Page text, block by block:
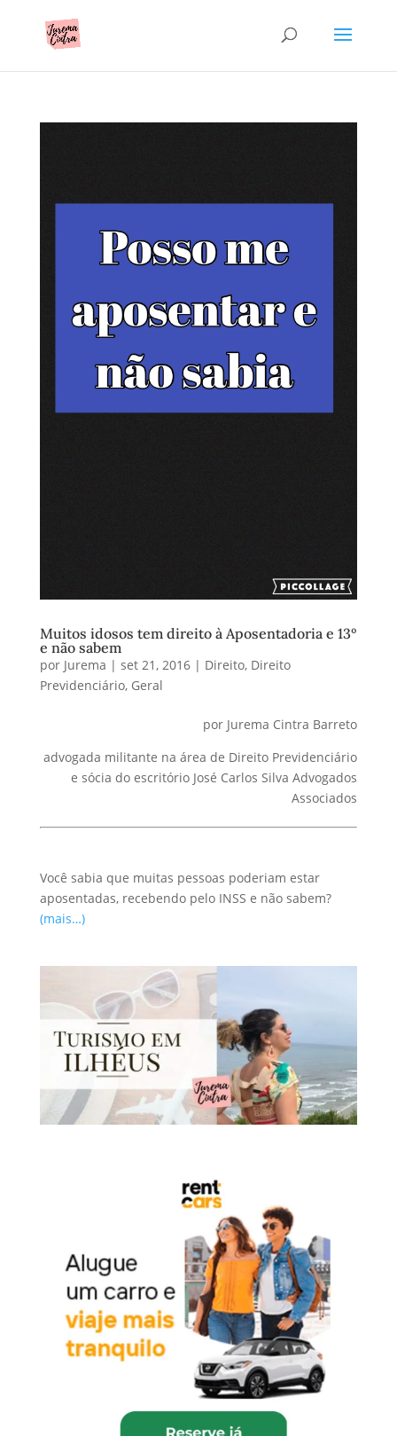
Muitos idosos tem direito à Aposentadoria e 13º
e não sabem
por Jurema | set 21, 2016| Direito, Direito
Previdenciário, Geral
por Jurema Cintra Barreto
advogada militante na área de Direito Previdenciário
e sócia do escritório José Carlos Silva Advogados
Associados
Você sabia que muitas pessoas poderiam estar
aposentadas, recebendo pelo INSS e não sabem?
(mais…)